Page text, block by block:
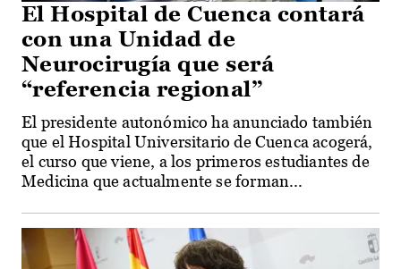
El Hospital de Cuenca contará
con una Unidad de
Neurocirugía que será
“referencia regional”
El presidente autonómico ha anunciado también
que el Hospital Universitario de Cuenca acogerá,
el curso que viene, a los primeros estudiantes de
Medicina que actualmente se forman...